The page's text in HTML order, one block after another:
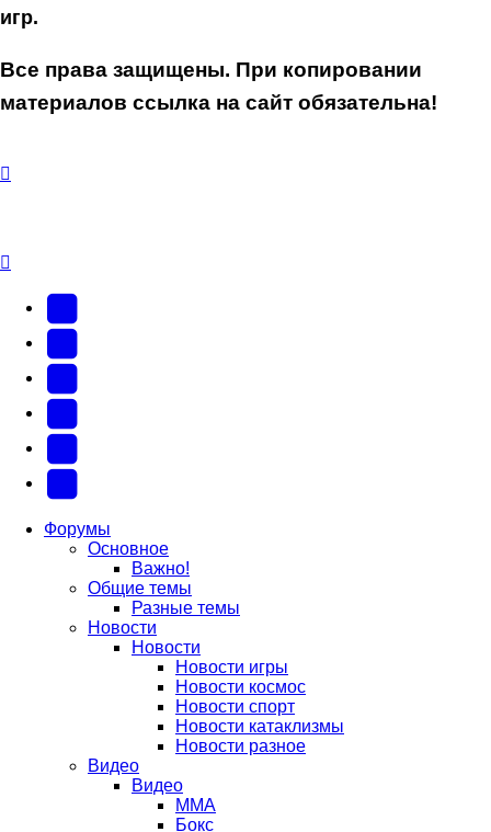
игр.
Все права защищены. При копировании
материалов ссылка на сайт обязательна!
вкладке)
вкладке)
новой
вкладке)
в
новой
вкладке)
(Откроется
новой
вкладке)
Форумы
Основное
Важно!
Общие темы
Разные темы
Новости
Новости
Новости игры
Новости космос
Новости спорт
Новости катаклизмы
Новости разное
Видео
Видео
ММА
Бокс